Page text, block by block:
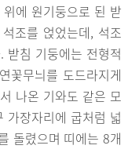
에 원기둥으로 된 받
조를 얹었는데, 석조
받침 기둥에는 전형적
꽃무늬를 도드라지게
나온 기와도 같은 모
가장자리에 굽처럼 넓
돌렸으며 띠에는 8개